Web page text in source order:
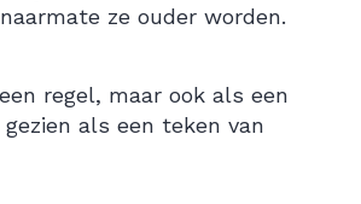
ze ouder worden.
regel, maar ook als een
als een teken van